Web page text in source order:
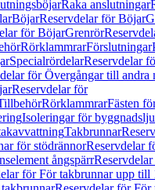
Raka anslutningar
BöjarReservdelar för Böjar
för BöjarGrenrör
RörklammrarFörslutningar
SpecialrördelarReservdelar
för Övergångar till andra
Reservdelar för
RörklammrarFästen
Isoleringar för
Takbrunnar
för stödrännorReservdelar
ångspärr
för För takbrunnar upp till